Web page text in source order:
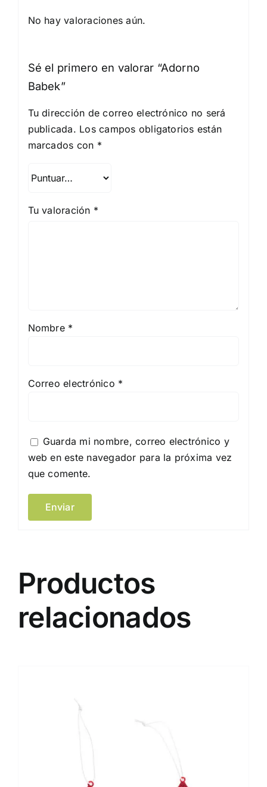
No hay valoraciones aún.
Sé el primero en valorar “Adorno
Babek”
Tu dirección de correo electrónico no será
publicada. Los campos obligatorios están
marcados con *
Tu valoración *
Nombre *
Correo electrónico *
Guarda mi nombre, correo electrónico y
web en este navegador para la próxima vez
que comente.
Productos
relacionados